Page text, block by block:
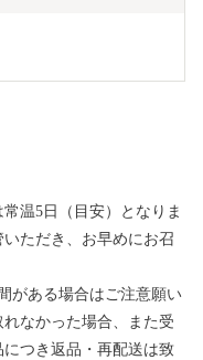
温5日（目安）となりま
ただき、お早めにお召
がある場合はご注意願い
なかった場合、また受
つき返品・再配送は致